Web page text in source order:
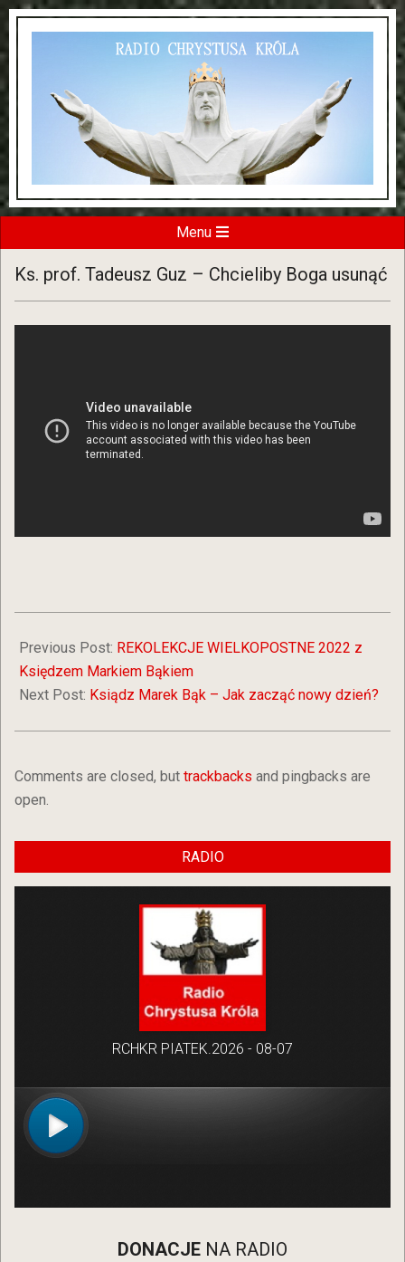
Skip
to
content
RADIO
KRÓLA
Navigation
Menu
Menu
Ks. prof. Tadeusz Guz – Chcieliby Boga usunąć
03-
01
Previous Post: REKOLEKCJE WIELKOPOSTNE 2022 z
Księdzem Markiem Bąkiem
Next Post: Ksiądz Marek Bąk – Jak zacząć nowy dzień?
Comments are closed, but trackbacks and pingbacks are
open.
RADIO
DONACJE NA RADIO